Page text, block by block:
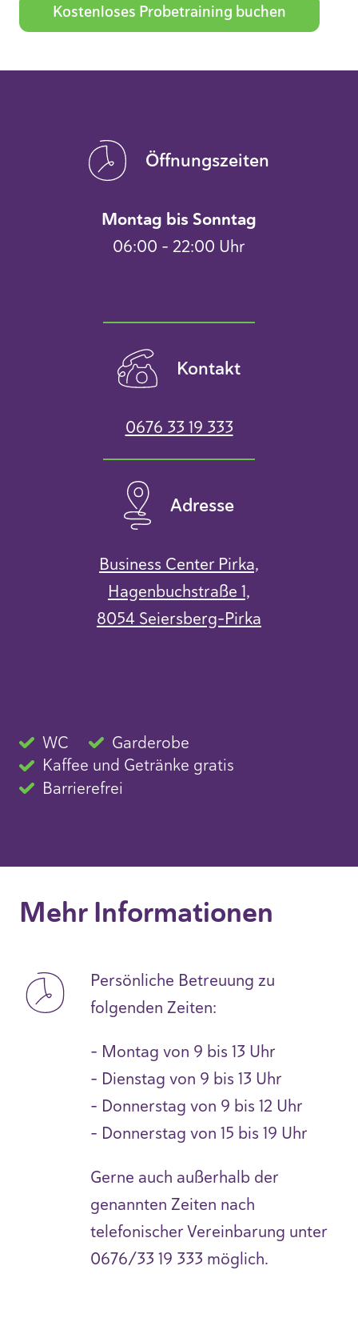
Kostenloses Probetraining buchen
Öffnungszeiten
Montag bis Sonntag
06:00 – 22:00 Uhr
Kontakt
0676 33 19 333
Adresse
Business Center Pirka,
Hagenbuchstraße 1,
8054 Seiersberg-Pirka
WC
Garderobe
Kaffee und Getränke gratis
Barrierefrei
Mehr Informationen
Persönliche Betreuung zu
folgenden Zeiten:
- Montag von 9 bis 13 Uhr
- Dienstag von 9 bis 13 Uhr
- Donnerstag von 9 bis 12 Uhr
- Donnerstag von 15 bis 19 Uhr
Gerne auch außerhalb der
genannten Zeiten nach
telefonischer Vereinbarung unter
0676/33 19 333 möglich.